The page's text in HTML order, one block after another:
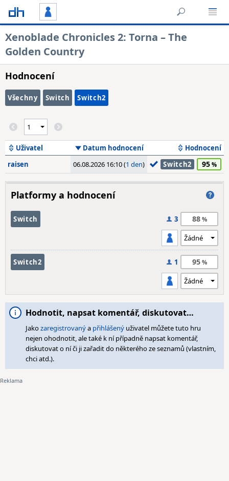
Xenoblade Chronicles 2: Torna – The
Golden Country
Hodnocení
Všechny Switch Switch2
Uživatel Datum hodnocení
Hodnocení
raisen
06.08.2026 16:10 (1 den) Switch2 95
Platformy a hodnocení
Switch 3 88
Switch2 1 95
Hodnotit, napsat komentář, diskutovat…
Jakozaregistrovanýa přihlášený uživatel můžete tuto hru
nejen ohodnotit, ale také k ní případně napsat komentář,
diskutovat o ní či ji zařadit do některého ze seznamů (vlastním,
chci atd.).